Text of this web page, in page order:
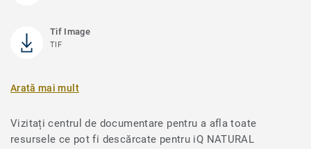
Tif Image
TIF
Arată mai mult
Vizitați centrul de documentare pentru a afla toate
resursele ce pot fi descărcate pentru iQ NATURAL